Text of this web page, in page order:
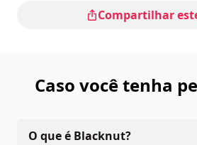
Compartilhar
Caso você tenha
O que é Blacknut?